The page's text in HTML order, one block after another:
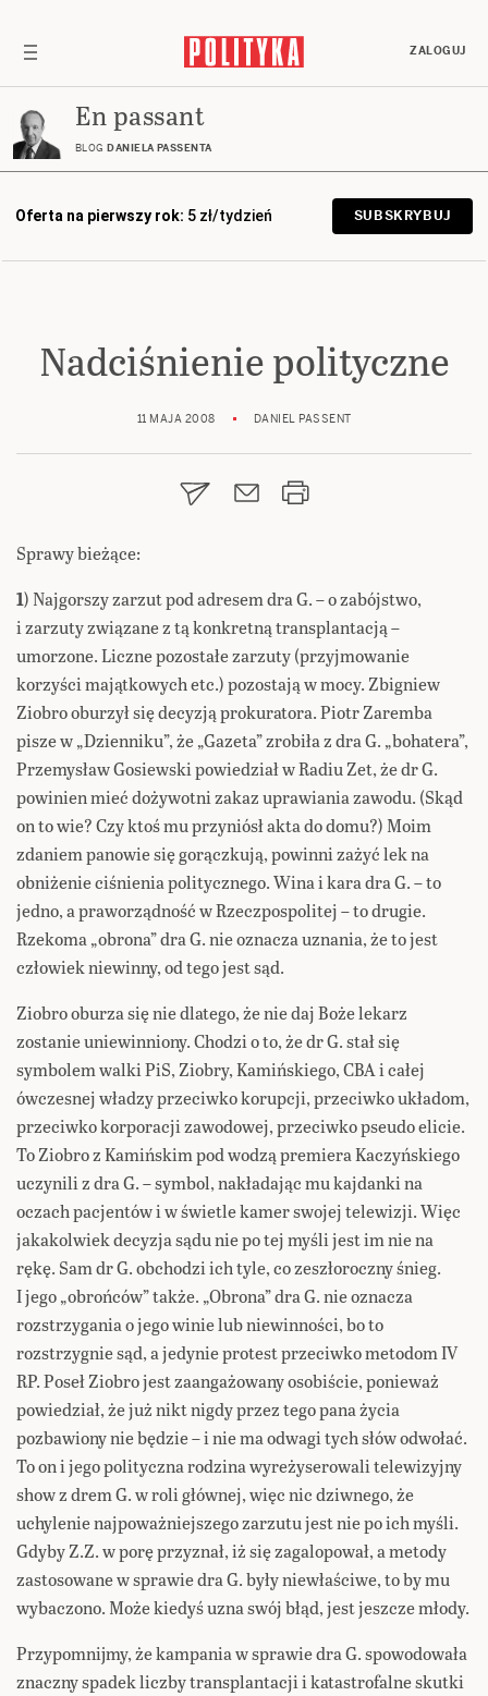
ZALOGUJ
En passant
BLOG DANIELA PASSENTA
Oferta na pierwszy rok: 5 zł/tydzień SUBSKRYBUJ
Nadciśnienie polityczne
11 MAJA 2008 DANIEL PASSENT
Sprawy bieżące:
1) Najgorszy zarzut pod adresem dra G. – o zabójstwo,
i zarzuty związane z tą konkretną transplantacją –
umorzone. Liczne pozostałe zarzuty (przyjmowanie
korzyści majątkowych etc.) pozostają w mocy. Zbigniew
Ziobro oburzył się decyzją prokuratora. Piotr Zaremba
pisze w „Dzienniku”, że „Gazeta” zrobiła z dra G. „bohatera”,
Przemysław Gosiewski powiedział w Radiu Zet, że dr G.
powinien mieć dożywotni zakaz uprawiania zawodu. (Skąd
on to wie? Czy ktoś mu przyniósł akta do domu?) Moim
zdaniem panowie się gorączkują, powinni zażyć lek na
obniżenie ciśnienia politycznego. Wina i kara dra G. – to
jedno, a praworządność w Rzeczpospolitej – to drugie.
Rzekoma „obrona” dra G. nie oznacza uznania, że to jest
człowiek niewinny, od tego jest sąd.
Ziobro oburza się nie dlatego, że nie daj Boże lekarz
zostanie uniewinniony. Chodzi o to, że dr G. stał się
symbolem walki PiS, Ziobry, Kamińskiego, CBA i całej
ówczesnej władzy przeciwko korupcji, przeciwko układom,
przeciwko korporacji zawodowej, przeciwko pseudo elicie.
To Ziobro z Kamińskim pod wodzą premiera Kaczyńskiego
uczynili z dra G. – symbol, nakładając mu kajdanki na
oczach pacjentów i w świetle kamer swojej telewizji. Więc
jakakolwiek decyzja sądu nie po tej myśli jest im nie na
rękę. Sam dr G. obchodzi ich tyle, co zeszłoroczny śnieg.
I jego „obrońców” także. „Obrona” dra G. nie oznacza
rozstrzygania o jego winie lub niewinności, bo to
rozstrzygnie sąd, a jedynie protest przeciwko metodom IV
RP. Poseł Ziobro jest zaangażowany osobiście, ponieważ
powiedział, że już nikt nigdy przez tego pana życia
pozbawiony nie będzie – i nie ma odwagi tych słów odwołać.
To on i jego polityczna rodzina wyreżyserowali telewizyjny
show z drem G. w roli głównej, więc nic dziwnego, że
uchylenie najpoważniejszego zarzutu jest nie po ich myśli.
Gdyby Z.Z. w porę przyznał, iż się zagalopował, a metody
zastosowane w sprawie dra G. były niewłaściwe, to by mu
wybaczono. Może kiedyś uzna swój błąd, jest jeszcze młody.
Przypomnijmy, że kampania w sprawie dra G. spowodowała
znaczny spadek liczby transplantacji i katastrofalne skutki